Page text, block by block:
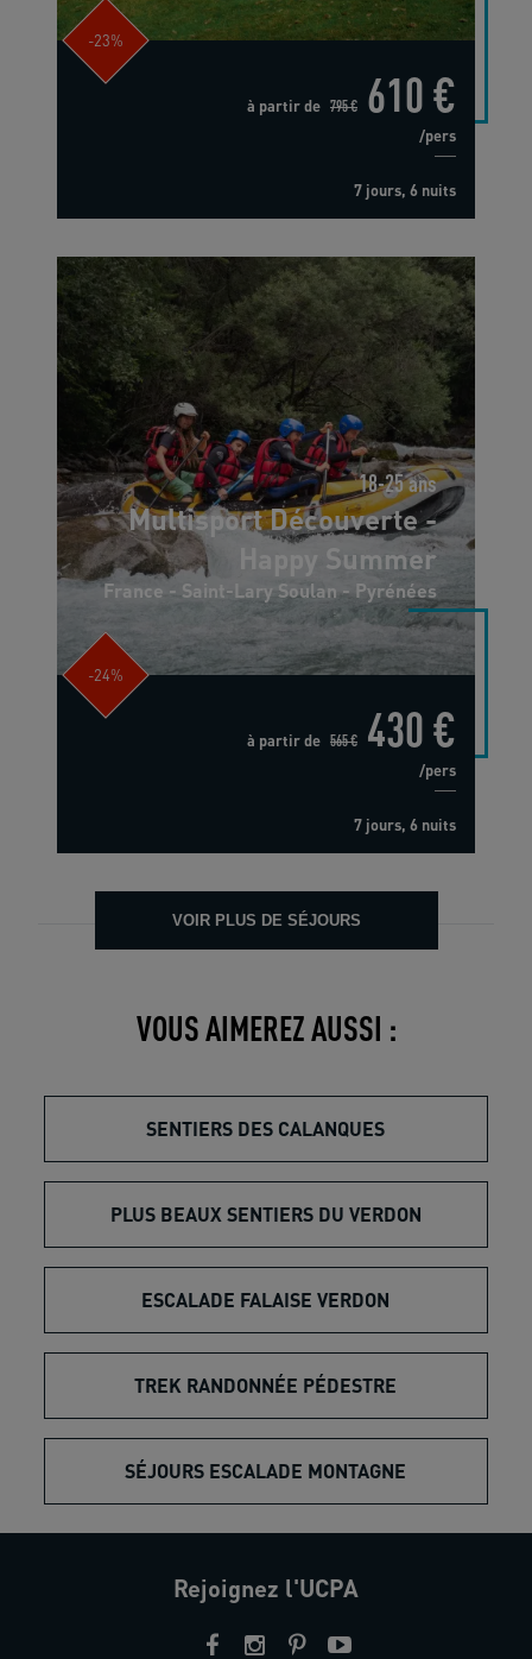
-23%
à partir de 795 € 610 €
/pers
7 jours, 6 nuits
18-25 ans
Multisport Découverte -
Happy Summer
France - Saint-Lary Soulan - Pyrénées
-24%
à partir de 565 € 430 €
/pers
7 jours, 6 nuits
VOIR PLUS DE SÉJOURS
VOUS AIMEREZ AUSSI :
SENTIERS DES CALANQUES
PLUS BEAUX SENTIERS DU VERDON
ESCALADE FALAISE VERDON
TREK RANDONNÉE PÉDESTRE
SÉJOURS ESCALADE MONTAGNE
Rejoignez l'UCPA